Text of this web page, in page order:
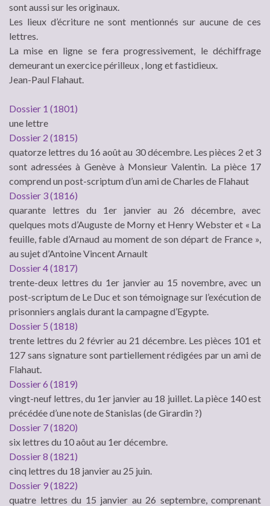
sont aussi sur les originaux.
Les lieux d’écriture ne sont mentionnés sur aucune de ces
lettres.
La mise en ligne se fera progressivement, le déchiffrage
demeurant un exercice périlleux , long et fastidieux.
Jean-Paul Flahaut.
Dossier 1 (1801)
une lettre
Dossier 2 (1815)
quatorze lettres du 16 août au 30 décembre. Les pièces 2 et 3
sont adressées à Genève à Monsieur Valentin. La pièce 17
comprend un post-scriptum d’un ami de Charles de Flahaut
Dossier 3 (1816)
quarante lettres du 1er janvier au 26 décembre, avec
quelques mots d’Auguste de Morny et Henry Webster et « La
feuille, fable d’Arnaud au moment de son départ de France »,
au sujet d’Antoine Vincent Arnault
Dossier 4 (1817)
trente-deux lettres du 1er janvier au 15 novembre, avec un
post-scriptum de Le Duc et son témoignage sur l’exécution de
prisonniers anglais durant la campagne d’Egypte.
Dossier 5 (1818)
trente lettres du 2 février au 21 décembre. Les pièces 101 et
127 sans signature sont partiellement rédigées par un ami de
Flahaut.
Dossier 6 (1819)
vingt-neuf lettres, du 1er janvier au 18 juillet. La pièce 140 est
précédée d’une note de Stanislas (de Girardin ?)
Dossier 7 (1820)
six lettres du 10 aôut au 1er décembre.
Dossier 8 (1821)
cinq lettres du 18 janvier au 25 juin.
Dossier 9 (1822)
quatre lettres du 15 janvier au 26 septembre, comprenant